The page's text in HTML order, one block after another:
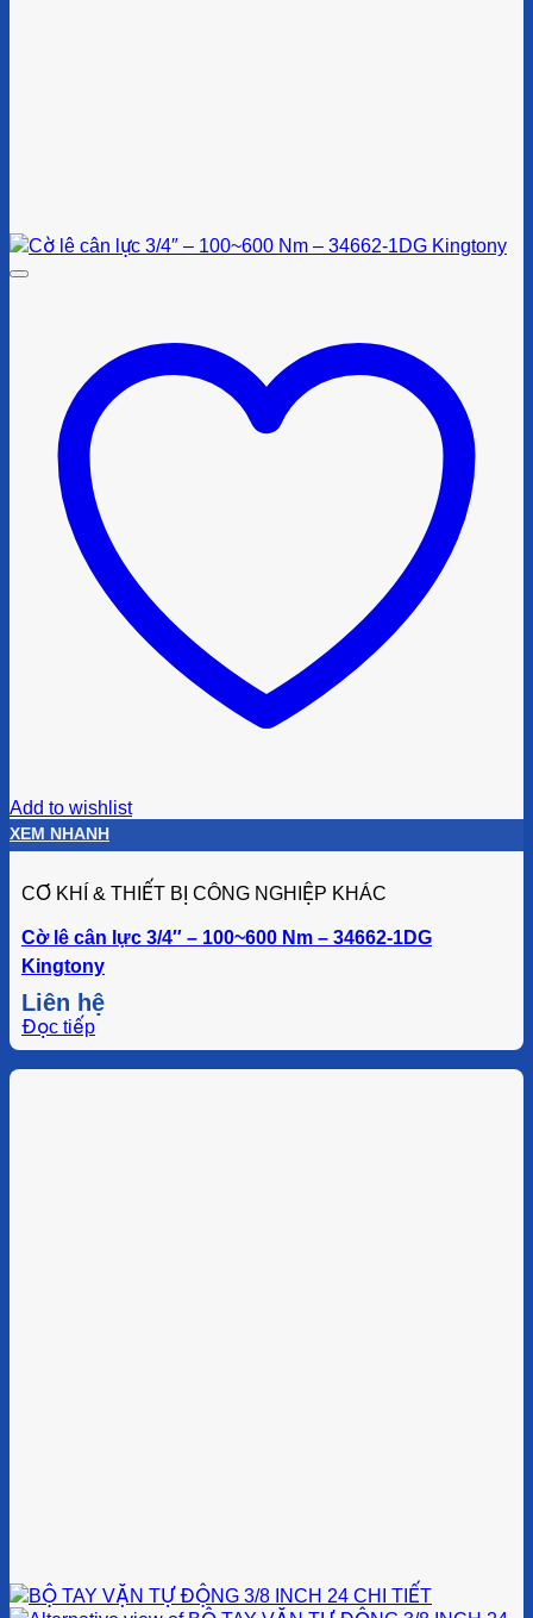
Add to wishlist
XEM NHANH
CƠ KHÍ & THIẾT BỊ CÔNG NGHIỆP KHÁC
Cờ lê cân lực 3/4″ – 100~600 Nm – 34662-1DG
Kingtony
Liên hệ
Đọc tiếp